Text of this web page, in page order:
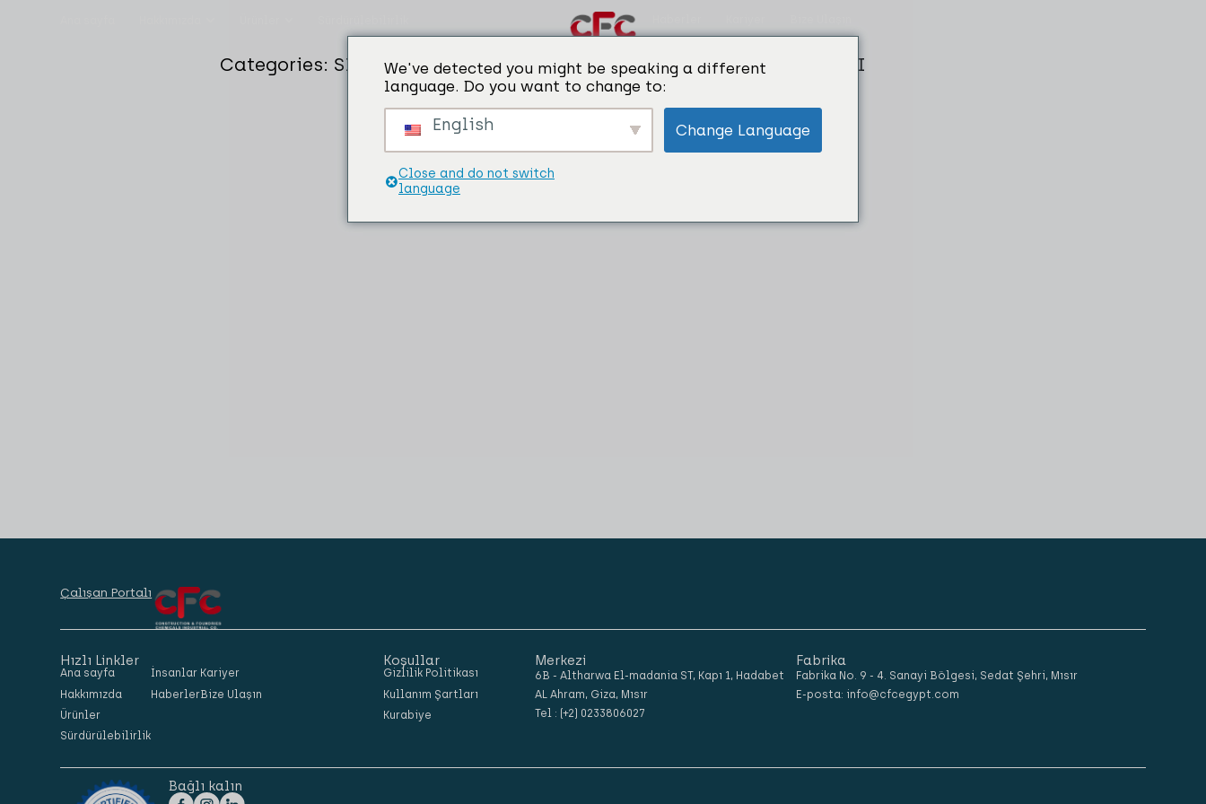
Categories: SICAK KAYIPLAMADAN ALÜMİNYUMUN GERİ KAZANILMASI
Çalışan Portalı
Hızlı Linkler
Ana sayfa
Hakkımızda
Ürünler
Sürdürülebilirlik
İnsanlar
Haberler
Kariyer
Bize Ulaşın
Koşullar
Gizlilik Politikası
Kullanım Şartları
Kurabiye
Merkezi
6B - Altharwa El-madania ST, Kapı 1, Hadabet
AL Ahram, Giza, Mısır
Tel : (+2) 0233806027
Fabrika
Fabrika No. 9 - 4. Sanayi Bölgesi, Sedat Şehri, Mısır
E-posta: info@cfcegypt.com
Bağlı kalın
We've detected you might be speaking a different
language. Do you want to change to:
English Change Language
Close and do not switch
language